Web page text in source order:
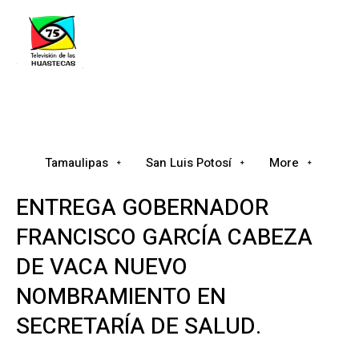
Tamaulipas San Luis Potosí More
ENTREGA GOBERNADOR
FRANCISCO GARCÍA CABEZA
DE VACA NUEVO
NOMBRAMIENTO EN
SECRETARÍA DE SALUD.